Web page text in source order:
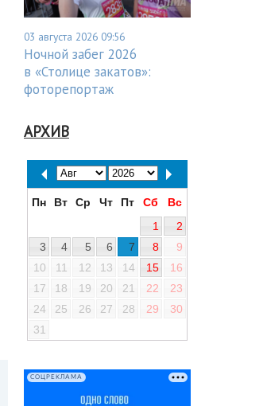
03 августа 2026 09:56
Ночной забег 2026
в «Столице закатов»:
фоторепортаж
АРХИВ
Пн Вт Ср Чт Пт Сб
Вс
1
2
3
4 5 6 7 8
9
10
11 12 13 14 15
16
17
18 19 20 21 22
23
24
25 26 27 28 29
30
31
СОЦРЕКЛАМА